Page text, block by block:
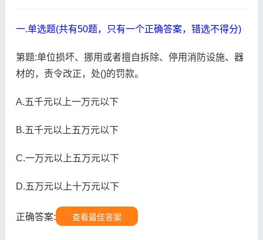
一.单选题(共有50题，只有一个正确答案，错选不得分)
第题:单位损坏、挪用或者擅自拆除、停用消防设施、器
材的，责令改正，处()的罚款。
A.五千元以上一万元以下
B.五千元以上五万元以下
C.一万元以上五万元以下
D.五万元以上十万元以下
正确答案: 查看最佳答案